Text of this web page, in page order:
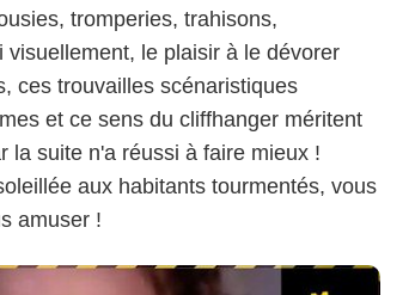
tromperies, trahisons,
le plaisir à le dévorer
ces trouvailles scénaristiques
et ce sens du cliffhanger méritent
la suite n'a réussi à faire mieux !
aux habitants tourmentés, vous
amuser !